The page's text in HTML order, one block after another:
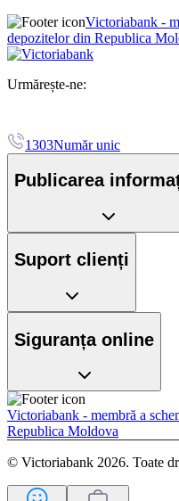
Victoriabank -
depozitelor din Republica
Urmărește-ne:
1303Număr unic
Publicarea
Suport clienți
Siguranța online
Victoriabank - membră a
Republica Moldova
© Victoriabank 2026. Toate